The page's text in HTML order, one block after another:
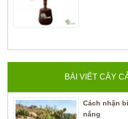
BÀI VIẾT CÂY
Cách nhận
nắng